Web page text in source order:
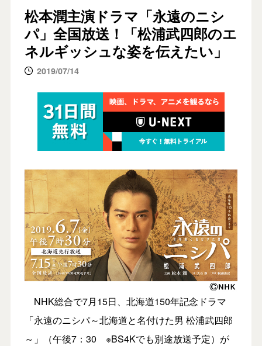
松本潤主演ドラマ「永遠のニシ
パ」全国放送！「松浦武四郎のエ
ネルギッシュな姿を伝えたい」
2019/07/14
NHK総合で7月15日、北海道150年記念ドラマ
「永遠のニシパ～北海道と名付けた男 松浦武四郎
～」（午後7：30 ※BS4Kでも別途放送予定）が